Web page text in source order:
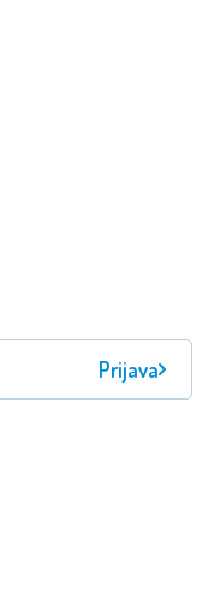
Prijava